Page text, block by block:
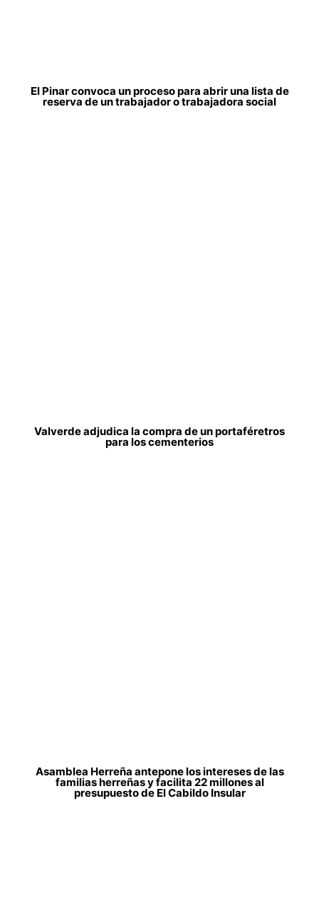
El Pinar convoca un proceso para abrir una lista de
reserva de un trabajador o trabajadora social
Valverde adjudica la compra de un portaféretros
para los cementerios
Asamblea Herreña antepone los intereses de las
familias herreñas y facilita 22 millones al
presupuesto de El Cabildo Insular